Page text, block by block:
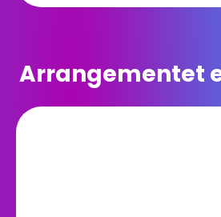
Arrangementet